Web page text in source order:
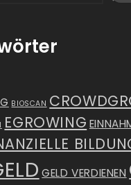
BIOSCAN
EGROWING
GELD VERDIENEN